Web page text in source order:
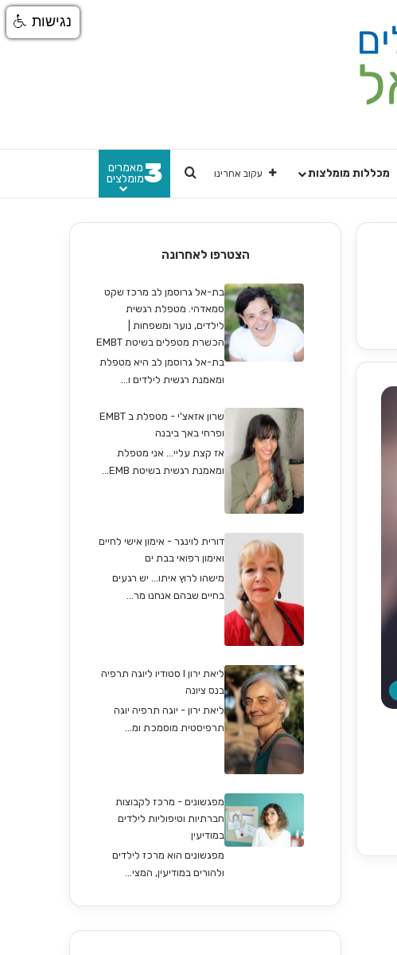
מכללות מומלצות עקוב אחרינו חפש3מאמרים
מומלצים
הצטרפו לאחרונה
בת-אל גרוסמן לב מרכז שקט
סמאדהי. מטפלת רגשית
לילדים, נוער ומשפחות |
הכשרת מטפלים בשיטת EMBT
בת-אל גרוסמן לב היא מטפלת
ומאמנת רגשית לילדים ו...
שרון אזאצ'י - מטפלת ב EMBT
ופרחי באך ביבנה
אז קצת עליי... אני מטפלת
ומאמנת רגשית בשיטת EMB...
דורית לוינגר - אימון אישי לחיים
ואימון רפואי בבת ים
מישהו לרוץ איתו... יש רגעים
בחיים שבהם אנחנו מר...
ליאת ירון I סטודיו ליוגה תרפיה
בנס ציונה
ליאת ירון - יוגה תרפיה יוגה
תרפיסטית מוסמכת ומ...
מפגשונים - מרכז לקבוצות
חברתיות וטיפוליות לילדים
במודיעין
מפגשונים הוא מרכז לילדים
ולהורים במודיעין, המצי...
נגישות